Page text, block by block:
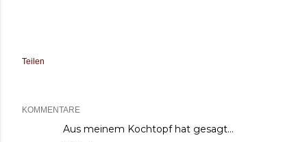
Teilen
KOMMENTARE
Aus meinem Kochtopfhat gesagt…